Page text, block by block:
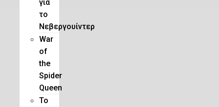
για
το
Νεβεργουίντερ
War
of
the
Spider
Queen
Το